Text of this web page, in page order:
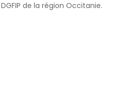
DGFIP de la région Occitanie.